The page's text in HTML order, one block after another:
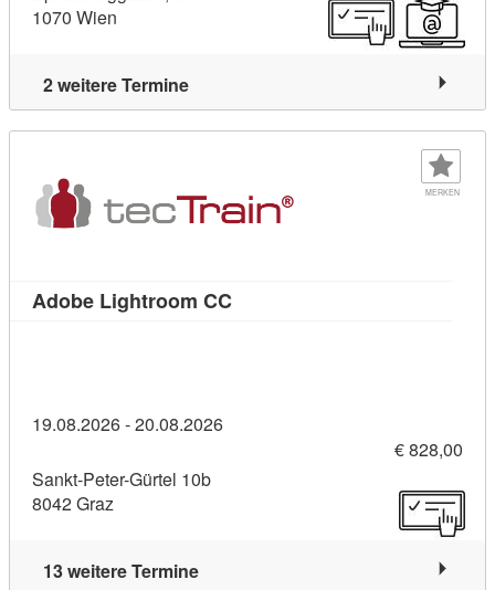
1070 Wien
2 weitere Termine
MERKEN
Adobe Lightroom CCKursdetail: Adobe Lightroom
19.08.2026 - 20.08.2026
€ 828,00
Sankt-Peter-Gürtel 10b
8042 Graz
13 weitere Termine